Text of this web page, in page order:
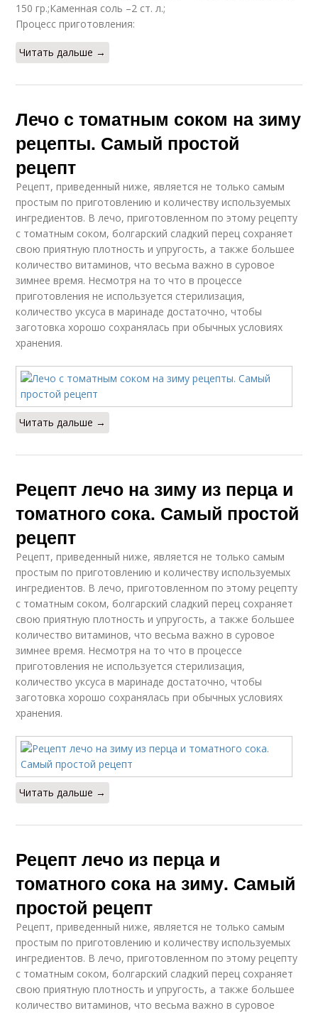
150 гр.;Каменная соль –2 ст. л.;
Процесс приготовления:
Читать дальше →
Лечо с томатным соком на зиму
рецепты. Самый простой
рецепт
Рецепт, приведенный ниже, является не только самым
простым по приготовлению и количеству используемых
ингредиентов. В лечо, приготовленном по этому рецепту
с томатным соком, болгарский сладкий перец сохраняет
свою приятную плотность и упругость, а также большее
количество витаминов, что весьма важно в суровое
зимнее время. Несмотря на то что в процессе
приготовления не используется стерилизация,
количество уксуса в маринаде достаточно, чтобы
заготовка хорошо сохранялась при обычных условиях
хранения.
Читать дальше →
Рецепт лечо на зиму из перца и
томатного сока. Самый простой
рецепт
Рецепт, приведенный ниже, является не только самым
простым по приготовлению и количеству используемых
ингредиентов. В лечо, приготовленном по этому рецепту
с томатным соком, болгарский сладкий перец сохраняет
свою приятную плотность и упругость, а также большее
количество витаминов, что весьма важно в суровое
зимнее время. Несмотря на то что в процессе
приготовления не используется стерилизация,
количество уксуса в маринаде достаточно, чтобы
заготовка хорошо сохранялась при обычных условиях
хранения.
Читать дальше →
Рецепт лечо из перца и
томатного сока на зиму. Самый
простой рецепт
Рецепт, приведенный ниже, является не только самым
простым по приготовлению и количеству используемых
ингредиентов. В лечо, приготовленном по этому рецепту
с томатным соком, болгарский сладкий перец сохраняет
свою приятную плотность и упругость, а также большее
количество витаминов, что весьма важно в суровое